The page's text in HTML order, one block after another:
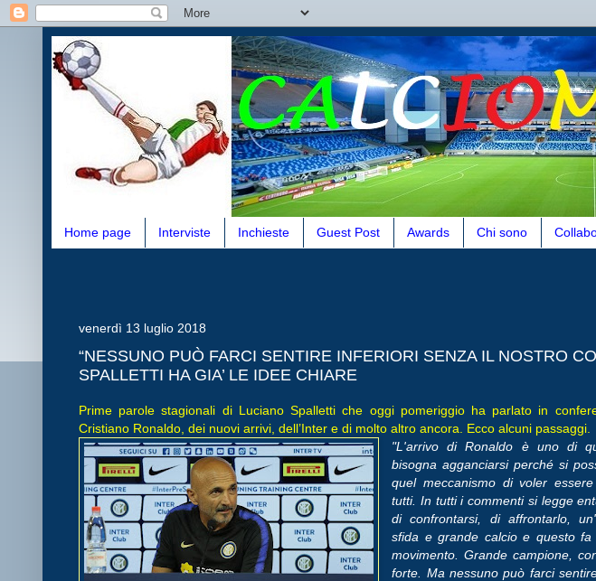
Home page Interviste Inchieste Guest Post Awards Chi sono
venerdì 13 luglio 2018
“NESSUNO PUÒ FARCI SENTIRE INFERIORI SENZA IL NOSTRO
SPALLETTI HA GIA’ LE IDEE CHIARE
Prime parole stagionali di Luciano Spalletti che oggi pomeriggio ha parlato in
Cristiano Ronaldo, dei nuovi arrivi, dell’Inter e di molto altro ancora. Ecco alcuni passaggi.
"L'arrivo di Ronaldo è uno di
bisogna agganciarsi perché si
quel meccanismo di voler
tutti. In tutti i commenti si legge
di confrontarsi, di affrontarlo,
sfida e grande calcio e questo
movimento. Grande campione,
forte. Ma nessuno può farci